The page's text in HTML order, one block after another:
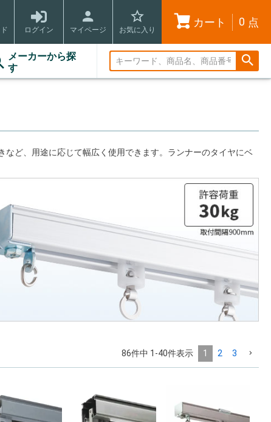
ログイン マイページ お気に入り
カート 0 点
メーカーから探
す
ど、用途に応じて幅広く使用できます。ランナーのタイヤにベ
86件中 1 -40件表示 1 2 3